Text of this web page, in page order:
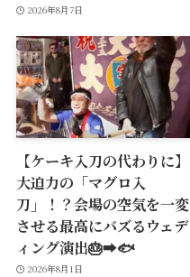
2026年8月7日
【ケーキ入刀の代わりに】
大迫力の「マグロ入
刀」！？会場の空気を一変
させる最高にバズるウェデ
ィング演出🎂➡️🐟
2026年8月1日